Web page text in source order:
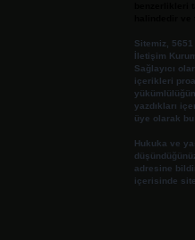
Sitemiz,
İletişim
Sağlayıcı
içerikleri
yazdıkları
üye olarak
Hukuka ve
adresine
içerisinde